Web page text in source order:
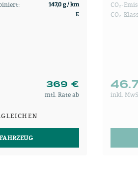
147,0 g / km
E
369 €
mtl. Rate ab
CO₂-
CO₂-
inkl.